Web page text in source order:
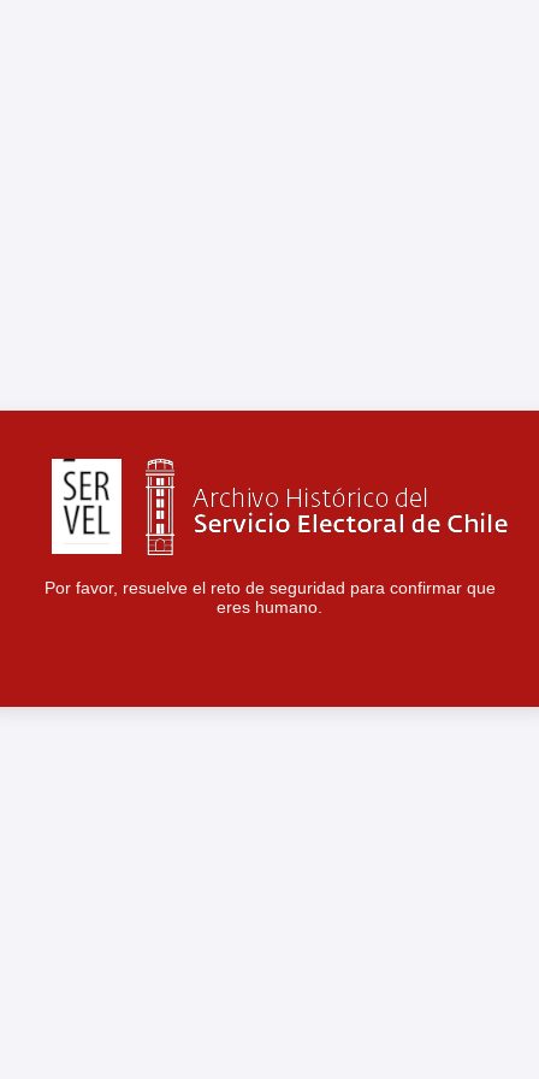
Por favor, resuelve el reto de seguridad para confirmar que
eres humano.